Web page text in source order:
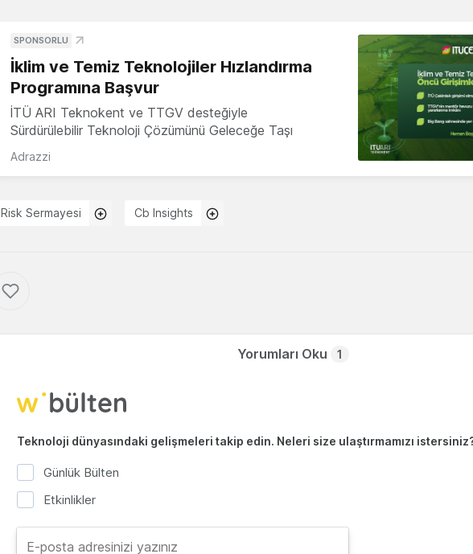
SPONSORLU
İklim ve Temiz Teknolojiler Hızlandırma
Programına Başvur
İTÜ ARI Teknokent ve TTGV desteğiyle
Sürdürülebilir Teknoloji Çözümünü Geleceğe Taşı
Adrazzi
Risk Sermayesi Cb Insights
Yorumları Oku 1
Teknoloji dünyasındaki gelişmeleri takip edin. Neleri size ulaştırmamızı
Günlük Bülten
Etkinlikler